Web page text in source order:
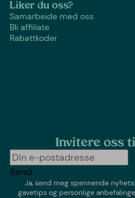
Liker du oss?
Samarbeide med oss
Bli affiliate
Rabattkoder
Invitere oss
Send
Ja, send meg spennende
gavetips og personlige